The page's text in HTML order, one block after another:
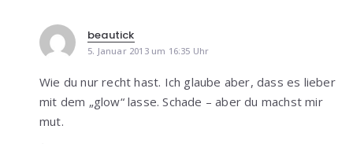
beautick
5. Januar 2013 um 16:35 Uhr
Wie du nur recht hast. Ich glaube aber, dass es lieber
mit dem „glow“ lasse. Schade – aber du machst mir
mut.